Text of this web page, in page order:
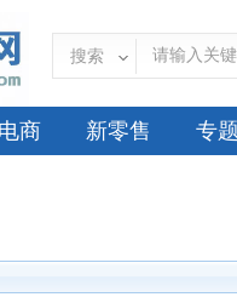
搜索
商 新零售 专